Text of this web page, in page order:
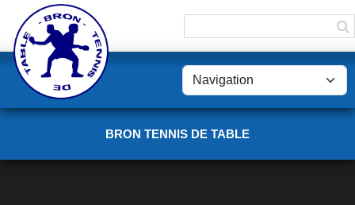
BRON TENNIS DE TABLE
Panneau de gestion des cookies